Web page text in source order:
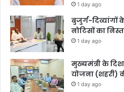
1 day ago
बुजुर्ग-
नोटिसों का
1 day ago
मुख्यमंत्री के
योजना (शहरी)
1 day ago